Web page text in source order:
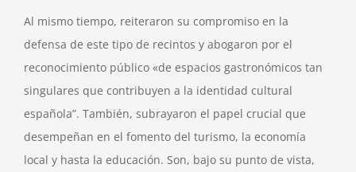
Al mismo tiempo, reiteraron su compromiso en la
defensa de este tipo de recintos y abogaron por el
reconocimiento público «de espacios gastronómicos tan
singulares que contribuyen a la identidad cultural
española”. También, subrayaron el papel crucial que
desempeñan en el fomento del turismo, la economía
local y hasta la educación. Son, bajo su punto de vista,